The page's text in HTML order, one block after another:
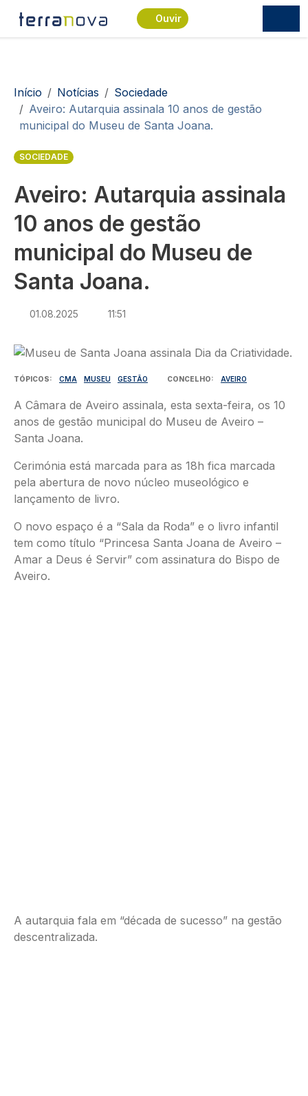
Passar para o conteúdo principal
Ouvir
Navegação estrutural
Início Notícias
Sociedade
Aveiro: Autarquia assinala 10 anos de gestão
municipal do Museu de Santa Joana.
SOCIEDADE
Aveiro: Autarquia assinala
10 anos de gestão
municipal do Museu de
Santa Joana.
01.08.2025 11:51
Imagem
TÓPICOS CMA MUSEU GESTÃO CONCELHO AVEIRO
A Câmara de Aveiro assinala, esta sexta-feira, os 10
anos de gestão municipal do Museu de Aveiro –
Santa Joana.
Cerimónia está marcada para as 18h fica marcada
pela abertura de novo núcleo museológico e
lançamento de livro.
O novo espaço é a “Sala da Roda” e o livro infantil
tem como título “Princesa Santa Joana de Aveiro –
Amar a Deus é Servir” com assinatura do Bispo de
Aveiro.
A autarquia fala em “década de sucesso” na gestão
descentralizada.